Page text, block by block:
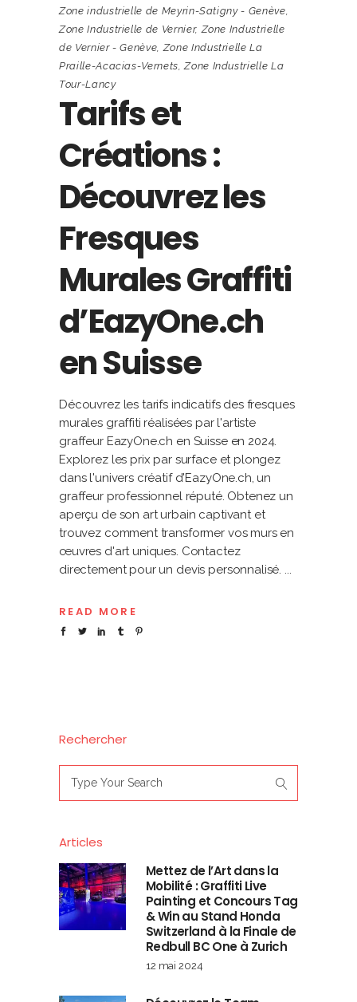
Zone industrielle de Meyrin-Satigny - Genève,
Zone Industrielle de Vernier,Zone Industrielle
de Vernier - Genève,Zone Industrielle La
Praille-Acacias-Vernets,Zone Industrielle La
Tour-Lancy
Tarifs et
Créations :
Découvrez les
Fresques
Murales Graffiti
d’EazyOne.ch
en Suisse
Découvrez les tarifs indicatifs des fresques
murales graffiti réalisées par l'artiste
graffeur EazyOne.ch en Suisse en 2024.
Explorez les prix par surface et plongez
dans l'univers créatif d'EazyOne.ch, un
graffeur professionnel réputé. Obtenez un
aperçu de son art urbain captivant et
trouvez comment transformer vos murs en
œuvres d'art uniques. Contactez
directement pour un devis personnalisé.
READ MORE
Rechercher
for:
Articles
Mettez de l’Art dans la
Mobilité : Graffiti Live
Painting et Concours Tag
& Win au Stand Honda
Switzerland à la Finale de
Redbull BC One à Zurich
12 mai 2024